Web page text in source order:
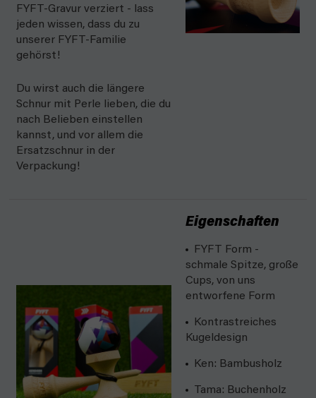
FYFT-Gravur verziert - lass
jeden wissen, dass du zu
unserer FYFT-Familie
gehörst!
Du wirst auch die längere
Schnur mit Perle lieben, die du
nach Belieben einstellen
kannst, und vor allem die
Ersatzschnur in der
Verpackung!
Eigenschaften
FYFT Form -
schmale Spitze, große
Cups, von uns
entworfene Form
Kontrastreiches
Kugeldesign
Ken: Bambusholz
Tama: Buchenholz